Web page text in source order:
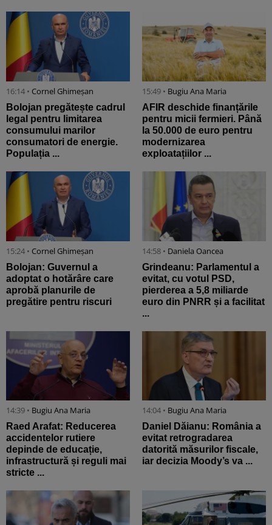
16:14 • Cornel Ghimeșan
Bolojan pregătește cadrul
legal pentru limitarea
consumului marilor
consumatori de energie.
Populația ...
15:49 • Bugiu ⁠Ana Maria
AFIR deschide finanțările
pentru micii fermieri. Până
la 50.000 de euro pentru
modernizarea
exploatațiilor ...
15:24 • Cornel Ghimeșan
Bolojan: Guvernul a
adoptat o hotărâre care
aprobă planurile de
pregătire pentru riscuri
14:58 • Daniela Oancea
Grindeanu: Parlamentul a
evitat, cu votul PSD,
pierderea a 5,8 miliarde
euro din PNRR și a facilitat
...
14:39 • Bugiu ⁠Ana Maria
Raed Arafat: Reducerea
accidentelor rutiere
depinde de educație,
infrastructură și reguli mai
stricte ...
14:04 • Bugiu ⁠Ana Maria
Daniel Dăianu: România a
evitat retrogradarea
datorită măsurilor fiscale,
iar decizia Moody’s va ...